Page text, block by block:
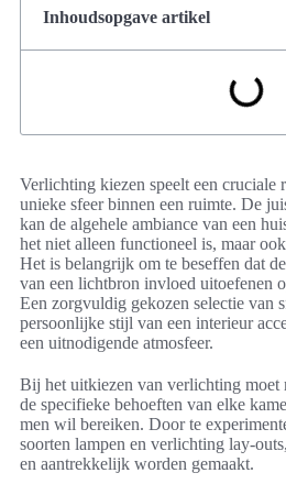
Inhoudsopgave artikel
Verlichting kiezen speelt een cruciale
unieke sfeer binnen een ruimte. De
kan de algehele ambiance van een
het niet alleen functioneel is, maar
Het is belangrijk om te beseffen dat
van een lichtbron invloed uitoefenen
Een zorgvuldig gekozen selectie van
persoonlijke stijl van een interieur
een uitnodigende atmosfeer.
Bij het uitkiezen van verlichting moet
de specifieke behoeften van elke
men wil bereiken. Door te
soorten lampen en verlichting lay-
en aantrekkelijk worden gemaakt.